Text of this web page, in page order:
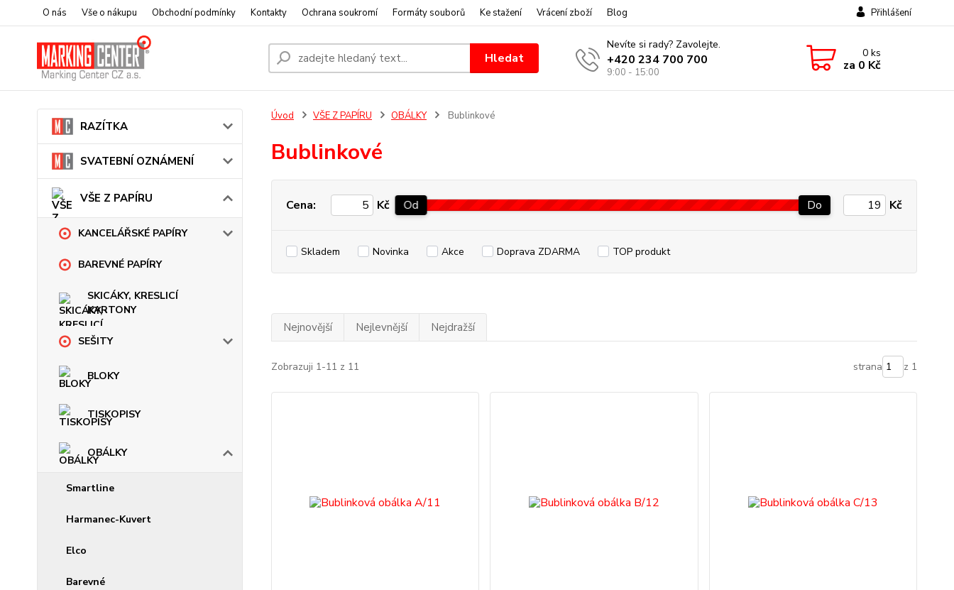
O nás Vše o nákupu Obchodní podmínky Kontakty Ochrana soukromí Formáty souborů Ke stažení Vrácení zboží Blog Přihlášení
Hledat
Nevíte si rady? Zavolejte.
+420 234 700 700
9:00 - 15:00
0ks
za 0 Kč
RAZÍTKA
SVATEBNÍ OZNÁMENÍ
VŠE Z PAPÍRU
KANCELÁŘSKÉ PAPÍRY
BAREVNÉ PAPÍRY
SKICÁKY, KRESLICÍ
KARTONY
SEŠITY
BLOKY
TISKOPISY
OBÁLKY
Smartline
Harmanec-Kuvert
Elco
Barevné
Úvod VŠE Z PAPÍRU OBÁLKY Bublinkové
Bublinkové
Cena: Kč Od Do Kč
Skladem Novinka Akce Doprava ZDARMA TOP produkt
Nejnovější Nejlevnější Nejdražší
Zobrazuji 1-11 z 11 strana z 1